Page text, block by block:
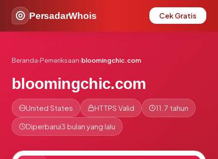
PersadarWhois Cek Gratis
Beranda›Pemeriksaan›bloomingchic.com
bloomingchic.com
United States HTTPS Valid 11.7 tahun
Diperbarui3 bulan yang lalu